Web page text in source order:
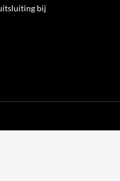
bij